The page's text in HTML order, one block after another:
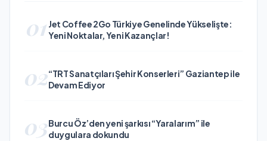
01 Jet Coffee 2Go Türkiye Genelinde Yükselişte:
Yeni Noktalar, Yeni Kazançlar!
02“TRT Sanatçıları Şehir Konserleri” Gaziantep ile
Devam Ediyor
03Burcu Öz’den yeni şarkısı “Yaralarım” ile
duygulara dokundu